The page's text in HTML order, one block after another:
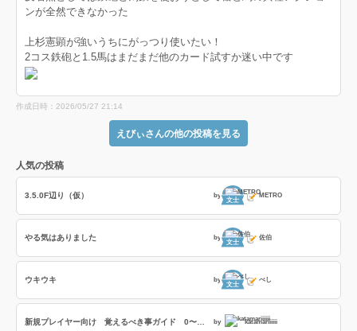
ンが全然できなかった
上杉憲顕が強いうちにがっつり使いたい！
2コス鉄砲と1.5馬はまだまだ他のカード試すか迷い中です
作成日時：2026/05/27 21:14
えびぃさんの他の投稿を見る
人気の投稿
3.5.0F辺り（仮） by
文士
METRO
やる気はありました by
文士
佐伯
ウキウキ by
文士
べし
by katamariiiiii